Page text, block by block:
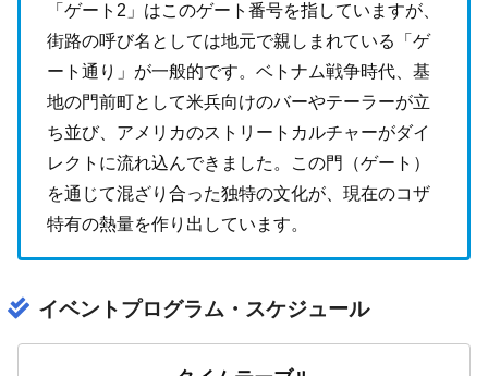
「ゲート2」はこのゲート番号を指していますが、
街路の呼び名としては地元で親しまれている「ゲ
ート通り」が一般的です。ベトナム戦争時代、基
地の門前町として米兵向けのバーやテーラーが立
ち並び、アメリカのストリートカルチャーがダイ
レクトに流れ込んできました。この門（ゲート）
を通じて混ざり合った独特の文化が、現在のコザ
特有の熱量を作り出しています。
イベントプログラム・スケジュール